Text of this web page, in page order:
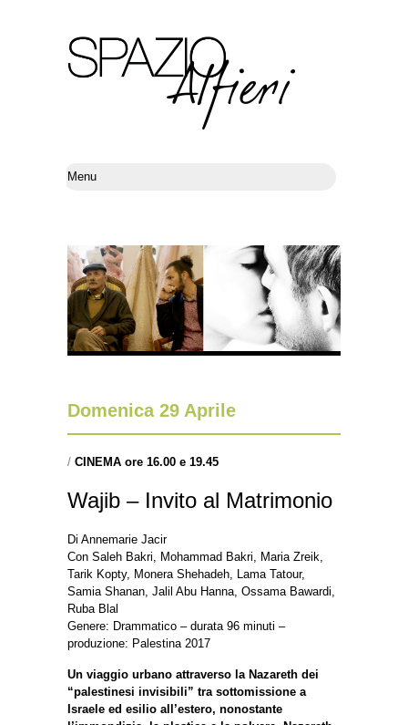
Domenica 29 Aprile
/ CINEMA ore 16.00 e 19.45
Wajib – Invito al Matrimonio
Di Annemarie Jacir
Con Saleh Bakri, Mohammad Bakri, Maria Zreik,
Tarik Kopty, Monera Shehadeh, Lama Tatour,
Samia Shanan, Jalil Abu Hanna, Ossama Bawardi,
Ruba Blal
Genere: Drammatico – durata 96 minuti –
produzione: Palestina 2017
Un viaggio urbano attraverso la Nazareth dei
“palestinesi invisibili” tra sottomissione a
Israele ed esilio all’estero, nonostante